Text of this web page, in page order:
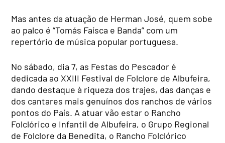
Mas antes da atuação de Herman José, quem sobe
ao palco é “Tomás Faísca e Banda” com um
repertório de música popular portuguesa.
No sábado, dia 7, as Festas do Pescador é
dedicada ao XXIII Festival de Folclore de Albufeira,
dando destaque à riqueza dos trajes, das danças e
dos cantares mais genuínos dos ranchos de vários
pontos do País. A atuar vão estar o Rancho
Folclórico e Infantil de Albufeira, o Grupo Regional
de Folclore da Benedita, o Rancho Folclórico